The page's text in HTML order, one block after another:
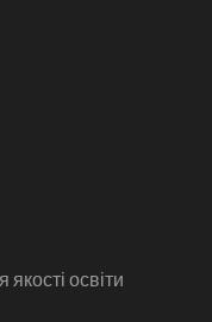
освіти